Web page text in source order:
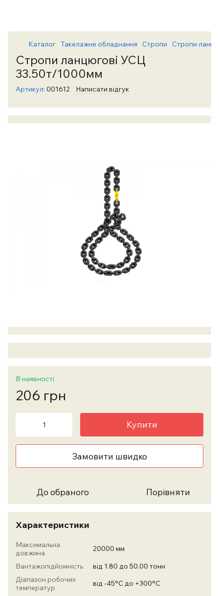
Каталог Такелажне обладнання Стропи Стропи
Стропи ланцюгові УСЦ
33.50т/1000мм
Артикул: 001612 Написати відгук
В наявності
206 грн
Купити
Замовити швидко
До обраного Порівняти
Характеристики
Максимальна
довжина
20000 мм
Вантажопідйомність
від 1.80 до 50.00 тонн
Діапазон робочих
температур
від -45°С до +300°С